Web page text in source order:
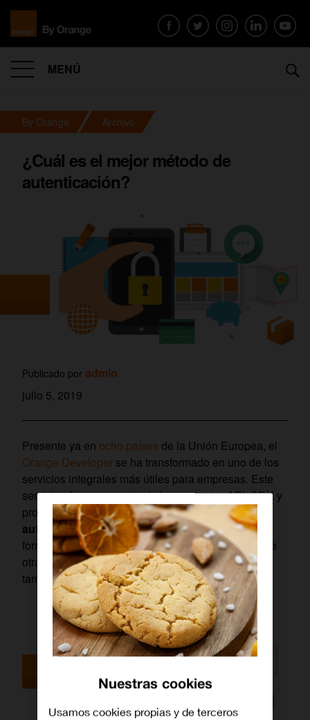
MENÚ
By Orange Archivo
¿Cuál es el mejor método de
autenticación?
Publicado por admin
julio 5, 2019
Presente ya en ocho países de la Unión Europea, el
Orange Developer se ha transformado en uno de los
servicios integrales más útiles para empresas. Este
servicio ofrece una serie de herramientas API, SDK y
productos parasistemas de análisis de datos,
autenticación de usuarios, pasarelas de pago
formularios, eventos y foros de expertos, además de
otras utilidades más personalizadas adaptadas al
tamaño y necesidades de cada empresa.
Nuestras cookies
Usamos cookies propias y de terceros